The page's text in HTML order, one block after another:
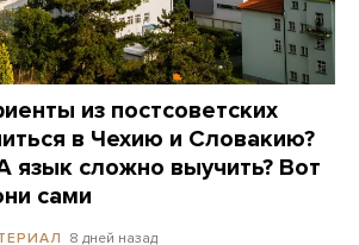
из постсоветских
в Чехию и Словакию?
язык сложно выучить? Вот
сами
8 дней назад